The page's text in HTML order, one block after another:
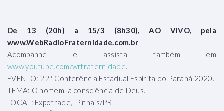
De 13 (20h) a 15/3 (8h30), AO VIVO, pela
www.WebRadioFraternidade.com.br
Acompanhe e assista também em
www.youtube.com/wrfraternidade.
EVENTO: 22ª Conferência Estadual Espírita do Paraná 2020.
TEMA: O homem, a consciência de Deus.
LOCAL: Expotrade, Pinhais/PR.